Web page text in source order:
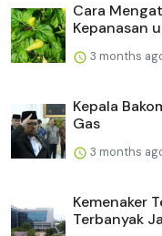
Cara
Kepanasan
3 months
Kepala
Gas
3 months
Kemenaker
Terbanyak